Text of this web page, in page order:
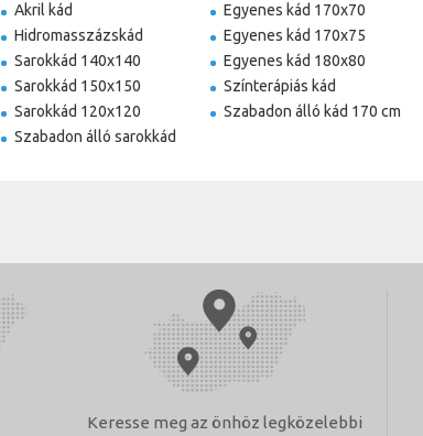
Akril kád
Hidromasszázskád
Sarokkád 140x140
Sarokkád 150x150
Sarokkád 120x120
Szabadon álló sarokkád
Egyenes kád 170x70
Egyenes kád 170x75
Egyenes kád 180x80
Színterápiás kád
Szabadon álló kád 170 cm
Keresse meg az önhöz legközelebbi